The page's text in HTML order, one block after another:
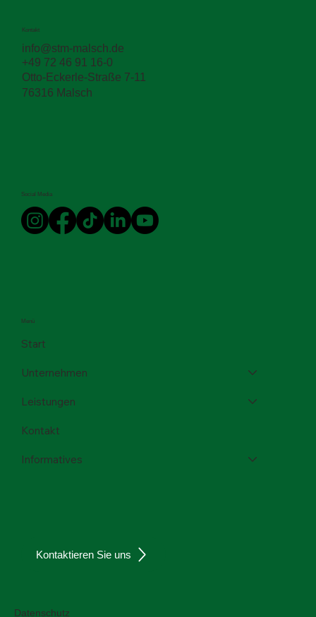
Zwischen den Schichten entscheidet sich
die Haltbarkeit
Menü
Start
Unternehmen
Leistungen
Kontakt
Informatives
Kontakt
info@stm-malsch.de
+49 72 46 91 16-0
Otto-Eckerle-Straße 7-11
76316 Malsch
Social Media
Kontaktieren Sie uns
Datenschutz